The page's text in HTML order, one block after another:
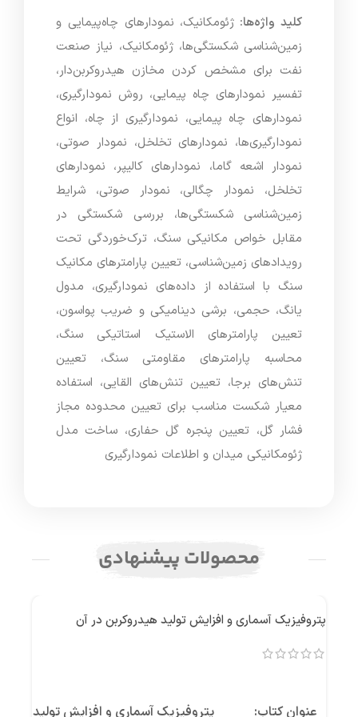
کلید واژه‌ها: ژئومکانیک، نمودارهای چاه‌پیمایی و
زمین‌شناسی شکستگی‌ها، ژئومکانیک، نیاز صنعت
نفت برای مشخص کردن مخازن هیدروکربن‌دار،
تفسیر نمودارهای چاه پیمایی، روش نمودارگیری،
نمودارهای چاه پیمایی، نمودارگیری از چاه، انواع
نمودارگیری‌ها، نمودارهای تخلخل، نمودار صوتی،
نمودار اشعه گاما، نمودارهای کالیپر، نمودارهای
تخلخل، نمودار چگالی، نمودار صوتی، شرایط
زمین‌شناسی شکستگی‌ها، بررسی شکستگی در
مقابل خواص مکانیکی سنگ، ترک‌خوردگی تحت
رویدادهای زمین‌شناسی، تعیین پارامترهای مکانیک
سنگ با استفاده از داده‌های نمودارگیری، مدول
یانگ، حجمی، برشی دینامیکی و ضریب پواسون،
تعیین پارامترهای الاستیک استاتیکی سنگ،
محاسبه پارامترهای مقاومتی سنگ، تعیین
تنش‌های برجا، تعیین تنش‌های القایی، استفاده
معیار شکست مناسب برای تعیین محدوده مجاز
فشار گل، تعیین پنجره گل حفاری، ساخت مدل
ژئومکانیکی میدان و اطلاعات نمودارگیری
محصولات پیشنهادی
پتروفیزیک آسماری و افزایش تولید هیدروکربن در آن
عنوان کتاب: پتروفیزیک آسماری و افزایش تولید